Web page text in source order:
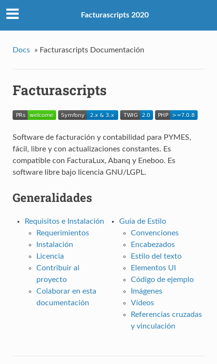
Facturascripts 2020
Docs » Facturascripts Documentación
Facturascripts
Software de facturación y contabilidad para PYMES,
fácil, libre y con actualizaciones constantes. Es
compatible con FacturaLux, Abanq y Eneboo. Es
software libre bajo licencia GNU/LGPL.
Generalidades
Requisitos e Instalación
Requerimientos
Instalación
Licencia
Contribuir al
proyecto
Colaborar en esta
documentación
Guía de Estilo
Convenciones
Encabezados
Estilo del texto
Elementos UI
Código de ejemplo
Imágenes
Vídeos
Referencias cruzadas
y vinculación